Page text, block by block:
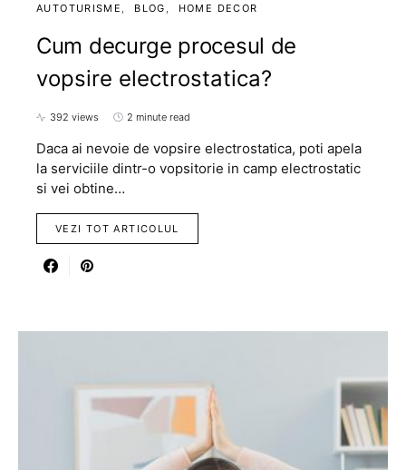
AUTOTURISME BLOG HOME DECOR
Cum decurge procesul de
vopsire electrostatica?
392 views 2 minute read
Daca ai nevoie de vopsire electrostatica, poti apela
la serviciile dintr-o vopsitorie in camp electrostatic
si vei obtine…
VEZI TOT ARTICOLUL